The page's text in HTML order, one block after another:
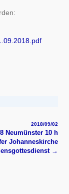
2018/09/02
Neumünster 10 h
Johanneskirche
→